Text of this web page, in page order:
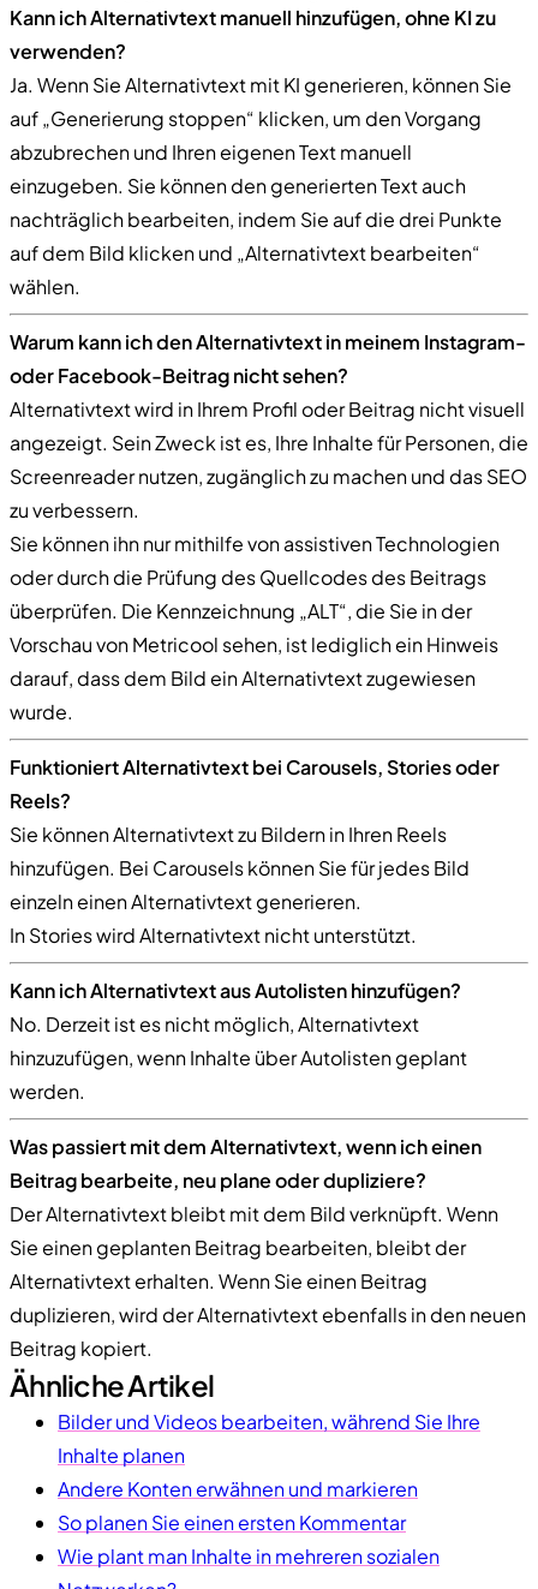
Kann ich Alternativtext manuell hinzufügen, ohne KI zu
verwenden?
Ja. Wenn Sie Alternativtext mit KI generieren, können Sie
auf „Generierung stoppen“ klicken, um den Vorgang
abzubrechen und Ihren eigenen Text manuell
einzugeben. Sie können den generierten Text auch
nachträglich bearbeiten, indem Sie auf die drei Punkte
auf dem Bild klicken und „Alternativtext bearbeiten“
wählen.
Warum kann ich den Alternativtext in meinem Instagram-
oder Facebook-Beitrag nicht sehen?
Alternativtext wird in Ihrem Profil oder Beitrag nicht visuell
angezeigt. Sein Zweck ist es, Ihre Inhalte für Personen, die
Screenreader nutzen, zugänglich zu machen und das SEO
zu verbessern.
Sie können ihn nur mithilfe von assistiven Technologien
oder durch die Prüfung des Quellcodes des Beitrags
überprüfen. Die Kennzeichnung „ALT“, die Sie in der
Vorschau von Metricool sehen, ist lediglich ein Hinweis
darauf, dass dem Bild ein Alternativtext zugewiesen
wurde.
Funktioniert Alternativtext bei Carousels, Stories oder
Reels?
Sie können Alternativtext zu Bildern in Ihren Reels
hinzufügen. Bei Carousels können Sie für jedes Bild
einzeln einen Alternativtext generieren.
In Stories wird Alternativtext nicht unterstützt.
Kann ich Alternativtext aus Autolisten hinzufügen?
No. Derzeit ist es nicht möglich, Alternativtext
hinzuzufügen, wenn Inhalte über Autolisten geplant
werden.
Was passiert mit dem Alternativtext, wenn ich einen
Beitrag bearbeite, neu plane oder dupliziere?
Der Alternativtext bleibt mit dem Bild verknüpft. Wenn
Sie einen geplanten Beitrag bearbeiten, bleibt der
Alternativtext erhalten. Wenn Sie einen Beitrag
duplizieren, wird der Alternativtext ebenfalls in den neuen
Beitrag kopiert.
Ähnliche Artikel
Bilder und Videos bearbeiten, während Sie Ihre
Inhalte planen
Andere Konten erwähnen und markieren
So planen Sie einen ersten Kommentar
Wie plant man Inhalte in mehreren sozialen